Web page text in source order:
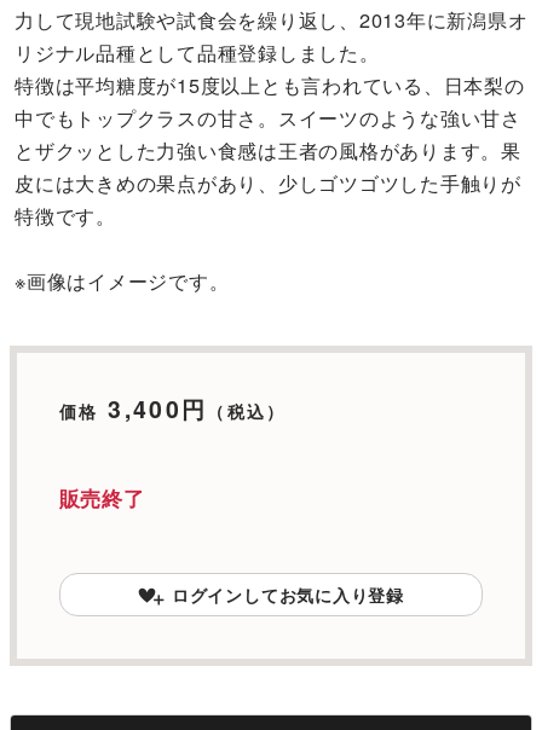
力して現地試験や試食会を繰り返し、2013年に新潟県オ
リジナル品種として品種登録しました。
特徴は平均糖度が15度以上とも言われている、日本梨の
中でもトップクラスの甘さ。スイーツのような強い甘さ
とザクッとした力強い食感は王者の風格があります。果
皮には大きめの果点があり、少しゴツゴツした手触りが
特徴です。
※画像はイメージです。
価格 3,400円 （税込）
販売終了
ログインしてお気に入り登録